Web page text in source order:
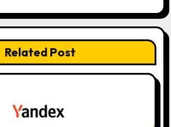
Related Post